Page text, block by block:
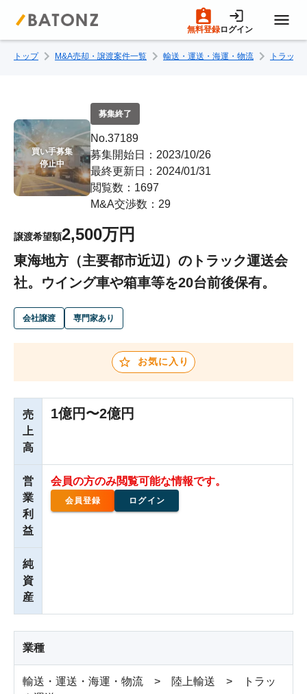
無料登録ログイン
トップページ
M&A案件一覧
売りたい方へ
買いたい方へ
成約事例
M&A専門家の方へ
トップ M&A売却・譲渡案件一覧 輸送・運送・海運・物流 トラック
買い手募集
停止中
募集終了
No.37189
募集開始日：2023/10/26
最終更新日：2024/01/31
閲覧数：1697
M&A交渉数：29
譲渡希望額2,500万円
東海地方（主要都市近辺）のトラック運送会
社。ウイング車や箱車等を20台前後保有。
会社譲渡 専門家あり
お気に入り
売
上
高
1億円〜2億円
営
業
利
益
会員の方のみ閲覧可能な情報です。
会員登録 ログイン
純
資
産
業種
輸送・運送・海運・物流 > 陸上輸送 > トラッ